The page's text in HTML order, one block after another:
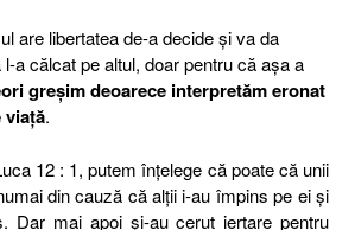
are libertatea de-a decide și va da
a călcat pe altul, doar pentru că așa a
greșim deoarece interpretăm eronat
viață.
12 : 1, putem înțelege că poate că unii
din cauză că alții i-au împins pe ei și
Dar mai apoi și-au cerut iertare pentru